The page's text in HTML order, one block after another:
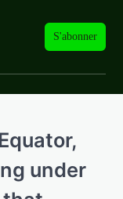
S'abonner
under